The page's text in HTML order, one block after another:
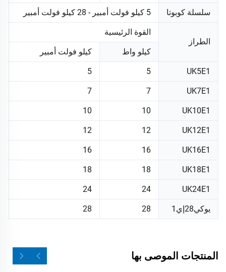
سلسلة كوبوتا 5 كيلو فولت أمبير - 28 كيلو فولت أمبير
الطراز
القوة الرئيسية
كيلو واط
كيلو فولت أمبير
UK5E1
5
5
UK7E1
7
7
UK10E1
10
10
UK12E1
12
12
UK16E1
16
16
UK18E1
18
18
UK24E1
24
24
يوكي28إي1 28
28
المنتجات الموصى بها